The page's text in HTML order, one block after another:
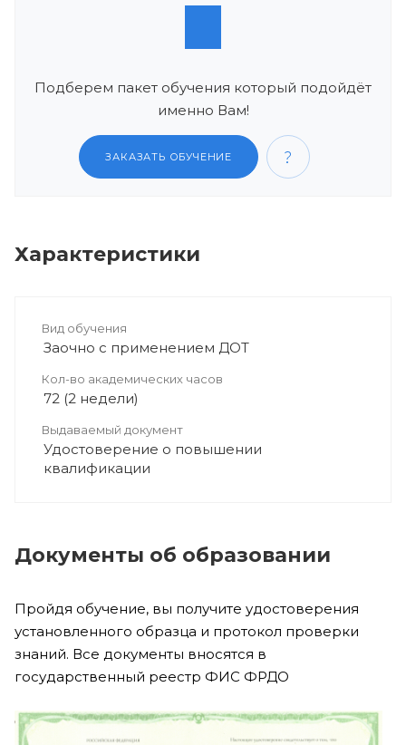
Подберем пакет обучения который подойдёт
именно Вам!
ЗАКАЗАТЬ ОБУЧЕНИЕ
Характеристики
Вид обучения
Заочно с применением ДОТ
Кол-во академических часов
72 (2 недели)
Выдаваемый документ
Удостоверение о повышении
квалификации
Документы об образовании
Пройдя обучение, вы получите удостоверения
установленного образца и протокол проверки
знаний. Все документы вносятся в
государственный реестр ФИС ФРДО